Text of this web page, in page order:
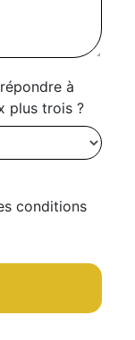
à
plus trois ?
conditions